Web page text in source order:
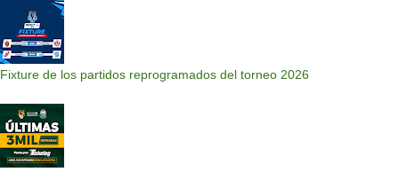
Fixture de los partidos reprogramados del torneo 2026